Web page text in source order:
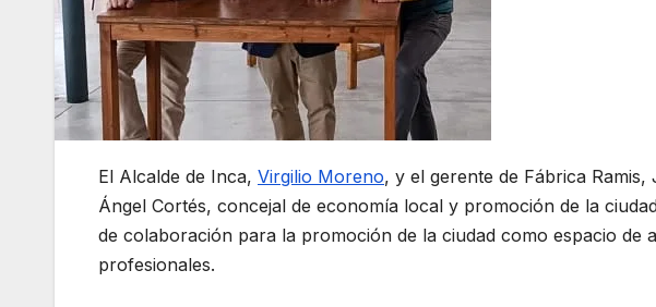
El Alcalde de Inca, Virgilio Moreno, y el gerente de Fábrica
Ángel Cortés, concejal de economía local y promoción de la
de colaboración para la promoción de la ciudad como espacio de
profesionales.